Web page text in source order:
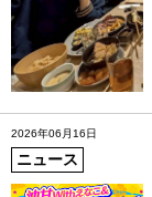
2026年06月16日
ニュース